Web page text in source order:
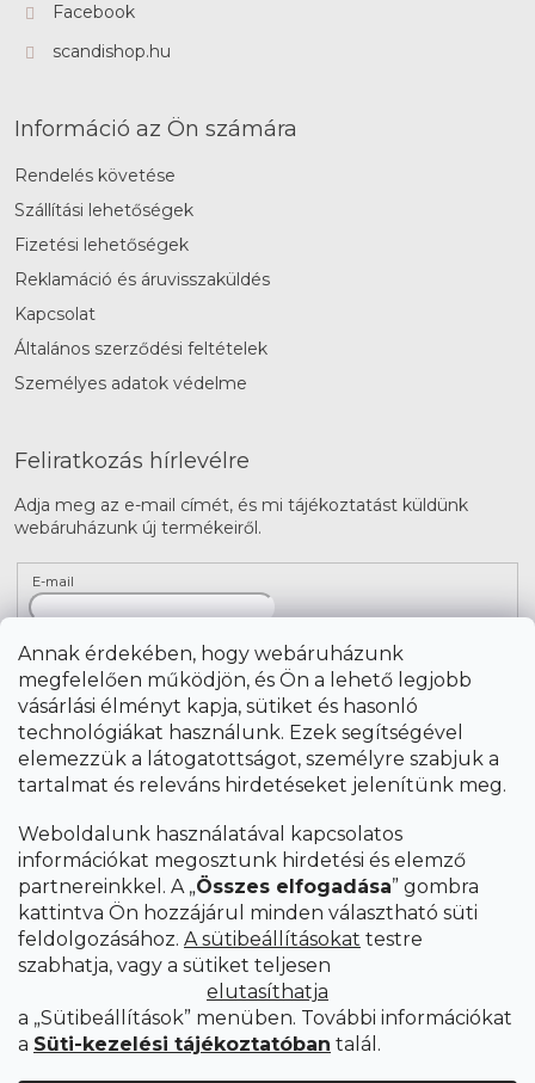
Annak érdekében, hogy webáruházunk
megfelelően működjön, és Ön a lehető legjobb
vásárlási élményt kapja, sütiket és hasonló
technológiákat használunk. Ezek segítségével
elemezzük a látogatottságot, személyre szabjuk a
tartalmat és releváns hirdetéseket jelenítünk meg.
Weboldalunk használatával kapcsolatos
információkat megosztunk hirdetési és elemző
partnereinkkel. A „Összes elfogadása” gombra
kattintva Ön hozzájárul minden választható süti
feldolgozásához. A sütibeállításokat testre
szabhatja, vagy a sütiket teljesen
elutasíthatja
a „Sütibeállítások” menüben. További információkat
a Süti-kezelési tájékoztatóban talál.
Facebook
scandishop.hu
Információ az Ön számára
Rendelés követése
Szállítási lehetőségek
Fizetési lehetőségek
Reklamáció és áruvisszaküldés
Kapcsolat
Általános szerződési feltételek
Személyes adatok védelme
Feliratkozás hírlevélre
Adja meg az e-mail címét, és mi tájékoztatást küldünk
webáruházunk új termékeiről.
E-mail
személyes adatok feldolgozásával.
FELIRATKOZÁS